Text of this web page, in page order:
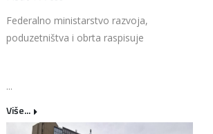
Federalno ministarstvo razvoja,
poduzetništva i obrta raspisuje
...
Više...